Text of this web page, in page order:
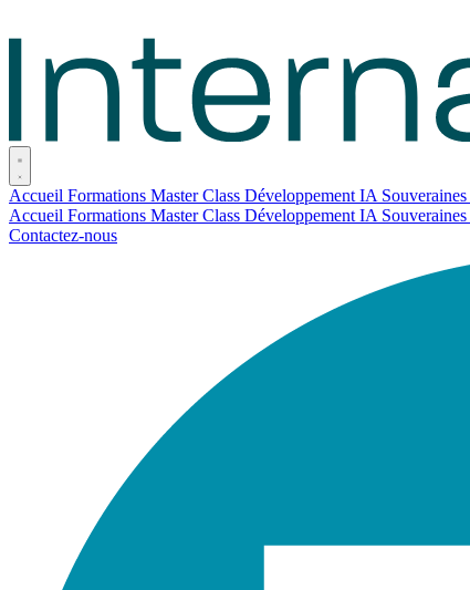
Accueil Formations Master Class Développement IA Souveraines
Accueil Formations Master Class Développement IA Souveraines
Contactez-nous